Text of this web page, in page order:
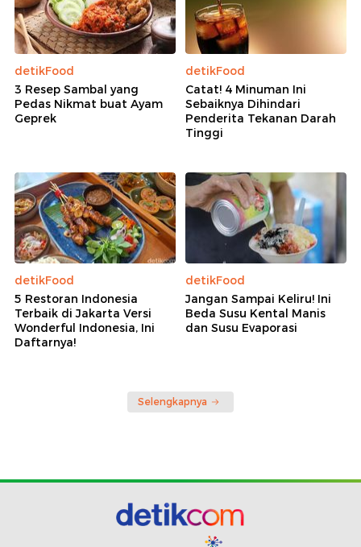
detikFood
3 Resep Sambal yang
Pedas Nikmat buat Ayam
Geprek
detikFood
Catat! 4 Minuman Ini
Sebaiknya Dihindari
Penderita Tekanan Darah
Tinggi
detikFood
5 Restoran Indonesia
Terbaik di Jakarta Versi
Wonderful Indonesia, Ini
Daftarnya!
detikFood
Jangan Sampai Keliru! Ini
Beda Susu Kental Manis
dan Susu Evaporasi
Selengkapnya